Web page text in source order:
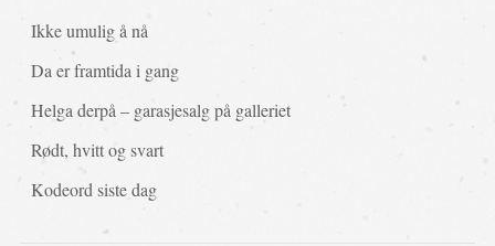
Ikke umulig å nå
Da er framtida i gang
Helga derpå – garasjesalg på galleriet
Rødt, hvitt og svart
Kodeord siste dag